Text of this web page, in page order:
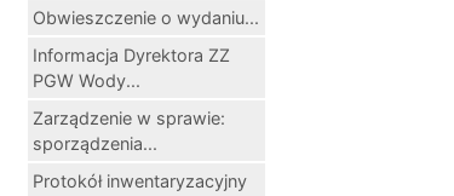
Obwieszczenie o wydaniu...
Informacja Dyrektora ZZ
PGW Wody...
Zarządzenie w sprawie:
sporządzenia...
Protokół inwentaryzacyjny